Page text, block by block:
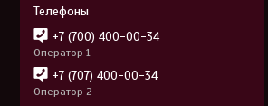
+7 (700) 400-00-34
Оператор 1
+7 (707) 400-00-34
Оператор 2